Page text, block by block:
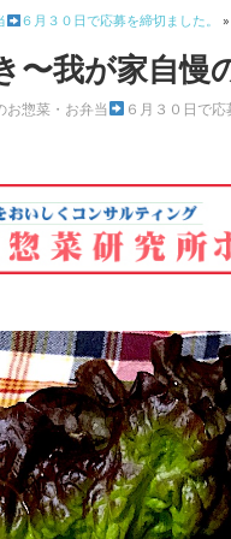
６月３０日で応募を締切ました。
〜我が家自慢
お惣菜・お弁当 ６月３０日で応